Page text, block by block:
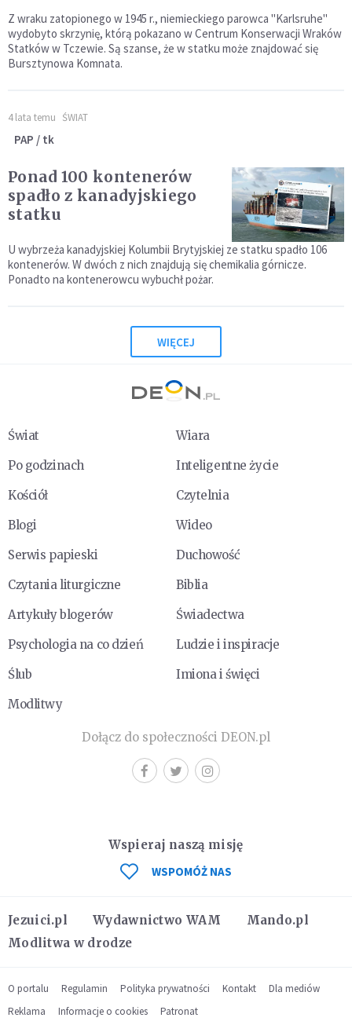
Z wraku zatopionego w 1945 r., niemieckiego parowca "Karlsruhe"
wydobyto skrzynię, którą pokazano w Centrum Konserwacji Wraków
Statków w Tczewie. Są szanse, że w statku może znajdować się
Bursztynowa Komnata.
4 lata temu ŚWIAT
PAP / tk
Ponad 100 kontenerów
spadło z kanadyjskiego
statku
U wybrzeża kanadyjskiej Kolumbii Brytyjskiej ze statku spadło 106
kontenerów. W dwóch z nich znajdują się chemikalia górnicze.
Ponadto na kontenerowcu wybuchł pożar.
WIĘCEJ
Świat
Wiara
Po godzinach
Inteligentne życie
Kościół
Czytelnia
Blogi
Wideo
Serwis papieski
Duchowość
Czytania liturgiczne
Biblia
Artykuły blogerów
Świadectwa
Psychologia na co dzień
Ludzie i inspiracje
Ślub
Imiona i święci
Modlitwy
Dołącz do społeczności DEON.pl
Jezuici.pl Wydawnictwo WAM
Mando.pl
Modlitwa w drodze
Wspieraj naszą misję
WSPOMÓŻ NAS
O portalu Regulamin Polityka prywatności Kontakt
Dla mediów
Reklama
Informacje o cookies Patronat